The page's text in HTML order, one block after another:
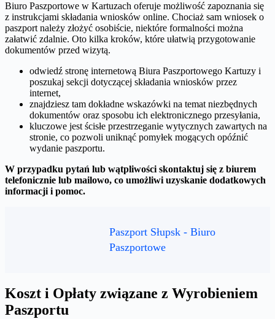
Biuro Paszportowe w Kartuzach oferuje możliwość zapoznania się
z instrukcjami składania wniosków online. Chociaż sam wniosek o
paszport należy złożyć osobiście, niektóre formalności można
załatwić zdalnie. Oto kilka kroków, które ułatwią przygotowanie
dokumentów przed wizytą.
odwiedź stronę internetową Biura Paszportowego Kartuzy i
poszukaj sekcji dotyczącej składania wniosków przez
internet,
znajdziesz tam dokładne wskazówki na temat niezbędnych
dokumentów oraz sposobu ich elektronicznego przesyłania,
kluczowe jest ścisłe przestrzeganie wytycznych zawartych na
stronie, co pozwoli uniknąć pomyłek mogących opóźnić
wydanie paszportu.
W przypadku pytań lub wątpliwości skontaktuj się z biurem
telefonicznie lub mailowo, co umożliwi uzyskanie dodatkowych
informacji i pomoc.
Paszport Słupsk - Biuro
Paszportowe
Koszt i Opłaty związane z Wyrobieniem
Paszportu